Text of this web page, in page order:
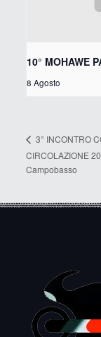
10° MOHAWE
8 Agosto
3° INCONTRO
CIRCOLAZIONE
Campobasso